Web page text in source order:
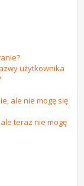
użytkownika
ale nie mogę się
teraz nie mogę